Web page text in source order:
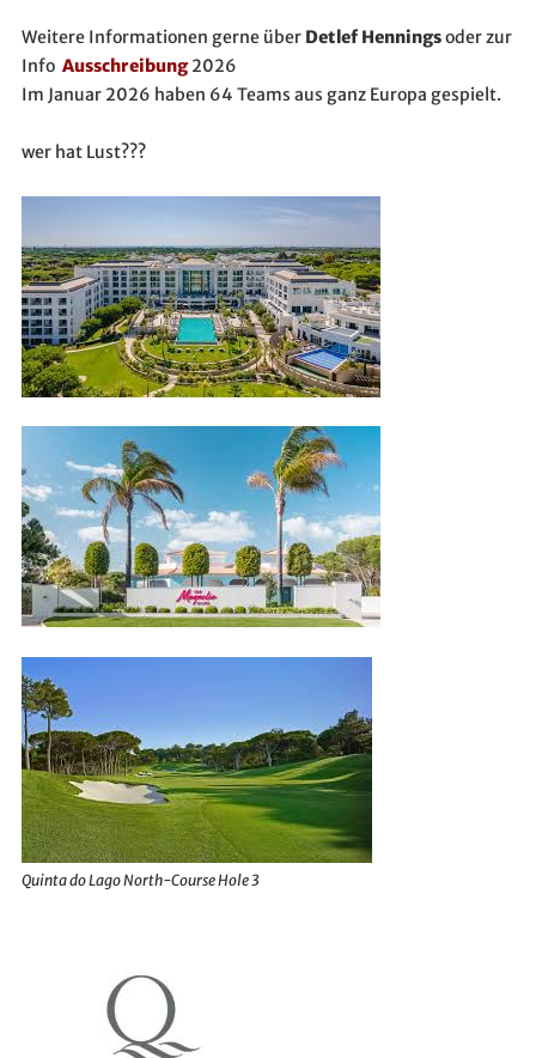
Weitere Informationen gerne überDetlef Henningsoder zur
Info Ausschreibung2026
Im Januar 2026 haben 64 Teams aus ganz Europa gespielt.
wer hat Lust???
Quinta do Lago North-Course Hole 3